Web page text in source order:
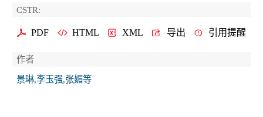
CSTR:
PDF HTML XML 导出 引用提醒
作者
景琳,李玉强,张媚等